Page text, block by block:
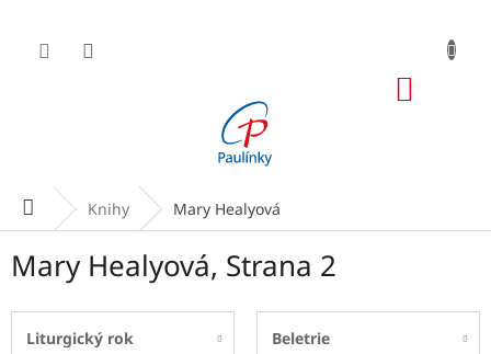
obsah
Domů Knihy Mary Healyová
Mary Healyová, Strana 2
Liturgický rok Beletrie